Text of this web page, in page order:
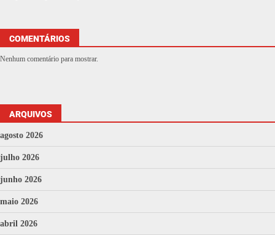
COMENTÁRIOS
Nenhum comentário para mostrar.
ARQUIVOS
agosto 2026
julho 2026
junho 2026
maio 2026
abril 2026